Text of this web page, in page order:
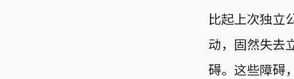
比起上次独立
动，固然失去
碍。这些障碍